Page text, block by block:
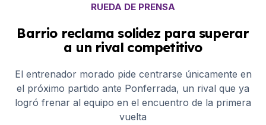
RUEDA DE PRENSA
Barrio reclama solidez para superar
a un rival competitivo
El entrenador morado pide centrarse únicamente en
el próximo partido ante Ponferrada, un rival que ya
logró frenar al equipo en el encuentro de la primera
vuelta